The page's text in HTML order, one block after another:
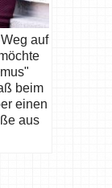
auf
beim
einen
aus